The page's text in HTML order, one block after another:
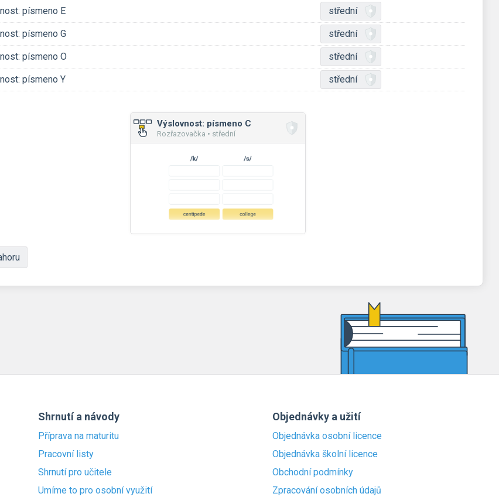
písmeno E střední
písmeno G střední
písmeno O střední
písmeno Y střední
Výslovnost: písmeno C
Rozřazovačka • střední
Shrnutí a návody
Příprava na maturitu
Pracovní listy
Shrnutí pro učitele
Umíme to pro osobní využití
Objednávky a užití
Objednávka osobní licence
Objednávka školní licence
Obchodní podmínky
Zpracování osobních údajů